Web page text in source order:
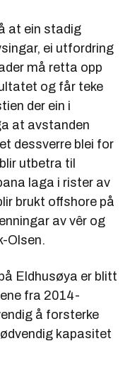
at ein stadig
ei utfordring
må retta opp
og får teke
der ein i
at avstanden
dessverre blei for
utbetra til
laga i rister av
brukt offshore på
av vêr og
Olsen.
Eldhusøya er blitt
fra 2014-
å forsterke
kapasitet